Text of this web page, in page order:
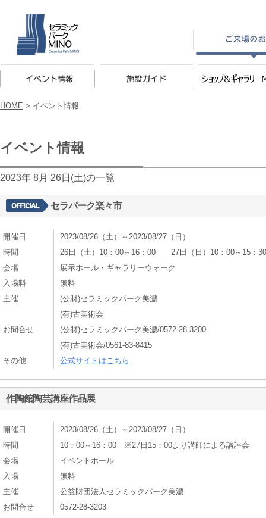
HOME > イベント情報
イベント情報
2023年 8月 26日(土)の一覧
セラパーク楽々市
開催日
2023/08/26（土）～2023/08/27（日）
時間
26日（土）10：00～16：00 27日（日）10：00～15：30
会場
展示ホール・ギャラリーウォーク
入場料
無料
主催
(公財)セラミックパーク美濃
(有)古美術会
お問合せ
(公財)セラミックパーク美濃/0572-28-3200
(有)古美術会/0561-83-8415
その他
公式サイトはこちら
作陶館陶芸講座作品展
開催日
2023/08/26（土）～2023/08/27（日）
時間
10：00～16：00 ※27日15：00より講師による講評会
会場
イベントホール
入場
無料
主催
公益財団法人セラミックパーク美濃
お問合せ
0572-28-3203